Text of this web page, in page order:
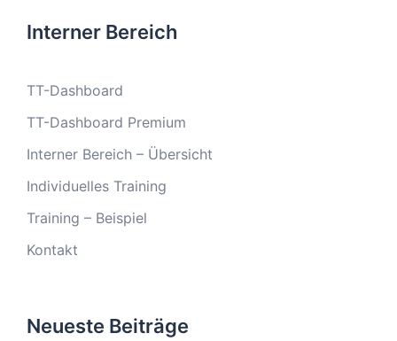
Interner Bereich
TT-Dashboard
TT-Dashboard Premium
Interner Bereich – Übersicht
Individuelles Training
Training – Beispiel
Kontakt
Neueste Beiträge